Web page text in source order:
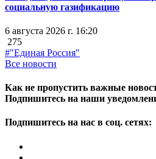
социальную газификацию
6 августа 2026 г. 16:20
275
#"Единая Россия"
Все новости
Как не пропустить важные
Подпишитесь на наши
Подпишитесь на нас в соц. сетях: